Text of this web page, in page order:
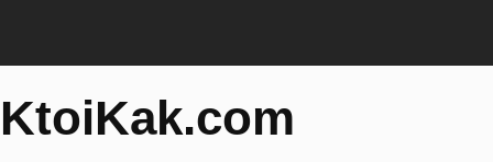
KtoiKak.com